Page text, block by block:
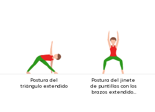
Postura del
triángulo extendido
Postura del jinete
de puntillas con los
brazos extendidos